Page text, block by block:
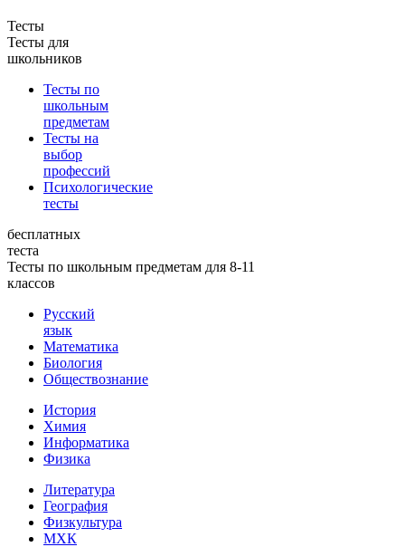
Тесты
Тесты для
школьников
Тесты по
школьным
предметам
Тесты на
выбор
профессий
Психологические
тесты
бесплатных
теста
Тесты по школьным предметам для 8-11
классов
Русский
язык
Математика
Биология
Обществознание
История
Химия
Информатика
Физика
Литература
География
Физкультура
МХК